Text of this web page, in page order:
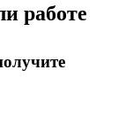
работе